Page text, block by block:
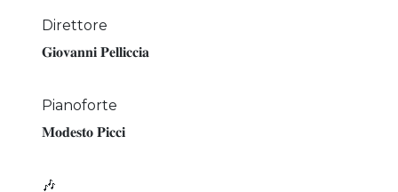
Direttore
𝐆𝐢𝐨𝐯𝐚𝐧𝐧𝐢 𝐏𝐞𝐥𝐥𝐢𝐜𝐜𝐢𝐚
Pianoforte
𝐌𝐨𝐝𝐞𝐬𝐭𝐨 𝐏𝐢𝐜𝐜𝐢
🎶